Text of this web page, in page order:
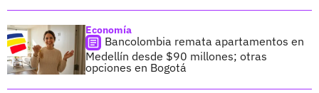
Economía
Bancolombia remata apartamentos en
Medellín desde $90 millones; otras
opciones en Bogotá